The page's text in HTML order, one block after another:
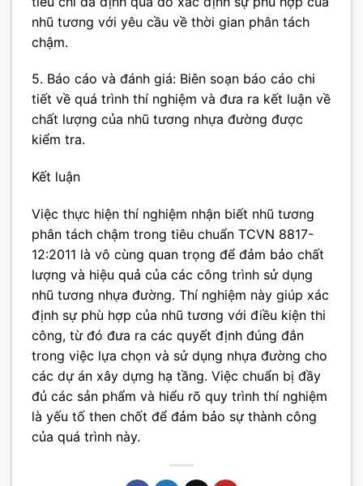
nhũ tương với yêu cầu về thời gian phân tách
chậm.
5. Báo cáo và đánh giá: Biên soạn báo cáo chi
tiết về quá trình thí nghiệm và đưa ra kết luận về
chất lượng của nhũ tương nhựa đường được
kiểm tra.
Kết luận
Việc thực hiện thí nghiệm nhận biết nhũ tương
phân tách chậm trong tiêu chuẩn TCVN 8817-
12:2011 là vô cùng quan trọng để đảm bảo chất
lượng và hiệu quả của các công trình sử dụng
nhũ tương nhựa đường. Thí nghiệm này giúp xác
định sự phù hợp của nhũ tương với điều kiện thi
công, từ đó đưa ra các quyết định đúng đắn
trong việc lựa chọn và sử dụng nhựa đường cho
các dự án xây dựng hạ tầng. Việc chuẩn bị đầy
đủ các sản phẩm và hiểu rõ quy trình thí nghiệm
là yếu tố then chốt để đảm bảo sự thành công
của quá trình này.